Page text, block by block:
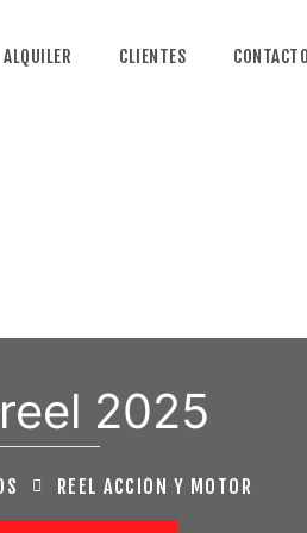
ALQUILER CLIENTES
2025
REEL ACCIÓN Y MOTOR